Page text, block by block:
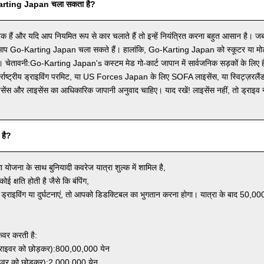
Japan चला सकता है?
हैं और यदि आप नियमित रूप से कार चलाते हैं तो इन्हें नियंत्रित करना बहुत आसान है।
Go-Karting Japan चला सकते हैं। हालांकि, Go-Karting Japan को स्कूटर या
चेतावनी:Go-Karting Japan's कस्टम मेड गो-कार्ट जापान में सार्वजनिक सड़कों के लिए
ड्राइविंग परमिट, या US Forces Japan के लिए SOFA लाइसेंस, या
और लाइसेंस का आधिकारिक जापानी अनुवाद चाहिए। याद रखें! लाइसेंस नहीं, तो
है?
योजना के साथ बुनियादी कवरेज यात्रा शुल्क में शामिल है,
क्षति होती है जैसे कि बंपिंग,
या दुर्घटनाएं, तो आपको डिडक्टिबल का भुगतान करना होगा। यात्रा के बाद
करती है:
को छोड़कर):800,00,000 येन